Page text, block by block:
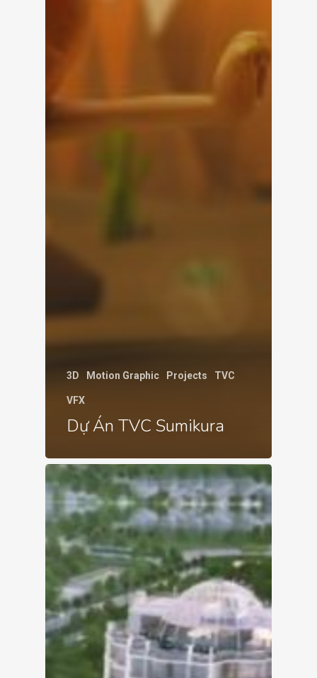
3D Motion Graphic Projects TVC
VFX
Dự Án TVC Sumikura